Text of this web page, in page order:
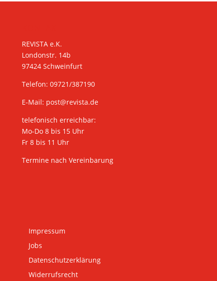
REVISTA e.K.
Londonstr. 14b
97424 Schweinfurt
Telefon: 09721/387190
E-Mail: post@revista.de
telefonisch erreichbar:
Mo-Do 8 bis 15 Uhr
Fr 8 bis 11 Uhr
Termine nach Vereinbarung
Impressum
Jobs
Datenschutzerklärung
Widerrufsrecht